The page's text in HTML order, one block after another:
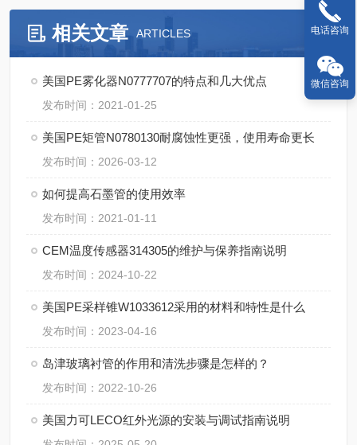
相关文章 ARTICLES
美国PE雾化器N0777707的特点和几大优点
发布时间：2021-01-25
美国PE矩管N0780130耐腐蚀性更强，使用寿命更长
发布时间：2026-03-12
如何提高石墨管的使用效率
发布时间：2021-01-11
CEM温度传感器314305的维护与保养指南说明
发布时间：2024-10-22
美国PE采样锥W1033612采用的材料和特性是什么
发布时间：2023-04-16
岛津玻璃衬管的作用和清洗步骤是怎样的？
发布时间：2022-10-26
美国力可LECO红外光源的安装与调试指南说明
电话咨询
微信咨询